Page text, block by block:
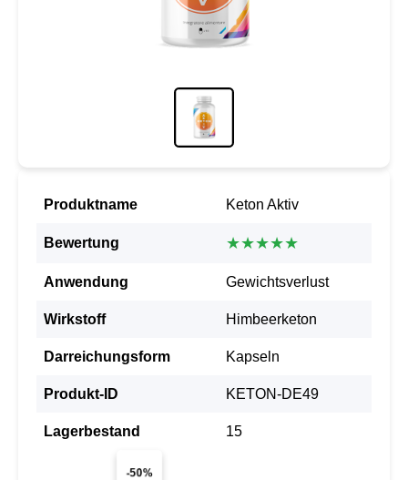
Produktname Keton Aktiv
Bewertung ★★★★★
Anwendung Gewichtsverlust
Wirkstoff Himbeerketon
Darreichungsform Kapseln
Produkt-ID KETON-DE49
Lagerbestand 15
-50%